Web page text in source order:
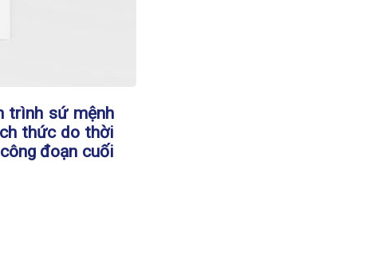
trình sứ mệnh
thức do thời
đoạn cuối